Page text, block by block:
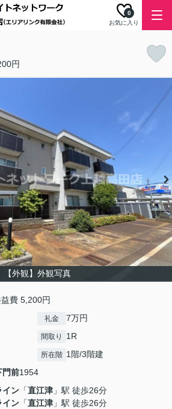
お気に入り
0
円
【外観】外観写真
費 5,200円
礼金 7万円
間取り 1R
所在階 1階/3階建
門前1954
イン 「直江津 」駅 徒歩26分
イン 「直江津 」駅 徒歩26分